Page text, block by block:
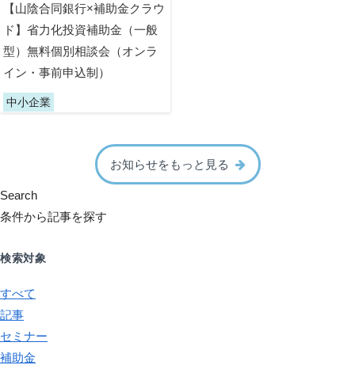
【山陰合同銀行×補助金クラウ
ド】省力化投資補助金（一般
型）無料個別相談会（オンラ
イン・事前申込制）
中小企業
お知らせをもっと見る
Search
条件から記事を探す
検索対象
すべて
記事
セミナー
補助金